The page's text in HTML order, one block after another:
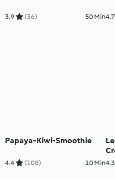
3.9 (36) 50 Min4.7
Papaya-Kiwi-Smoothie
4.4 (108) 10 Min4.3